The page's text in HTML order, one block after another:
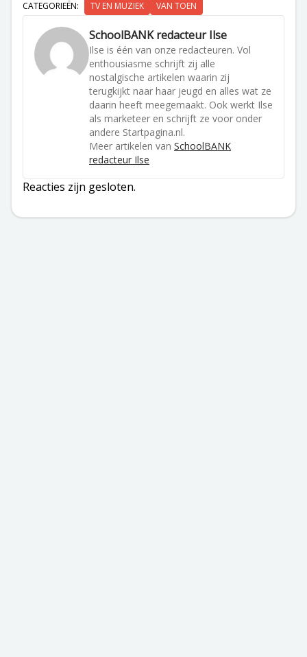
CATEGORIEËN: TV EN MUZIEK VAN TOEN
SchoolBANK redacteur Ilse
Ilse is één van onze redacteuren. Vol
enthousiasme schrijft zij alle
nostalgische artikelen waarin zij
terugkijkt naar haar jeugd en alles wat ze
daarin heeft meegemaakt. Ook werkt Ilse
als marketeer en schrijft ze voor onder
andere Startpagina.nl.
Meer artikelen van SchoolBANK
redacteur Ilse
Reacties zijn gesloten.